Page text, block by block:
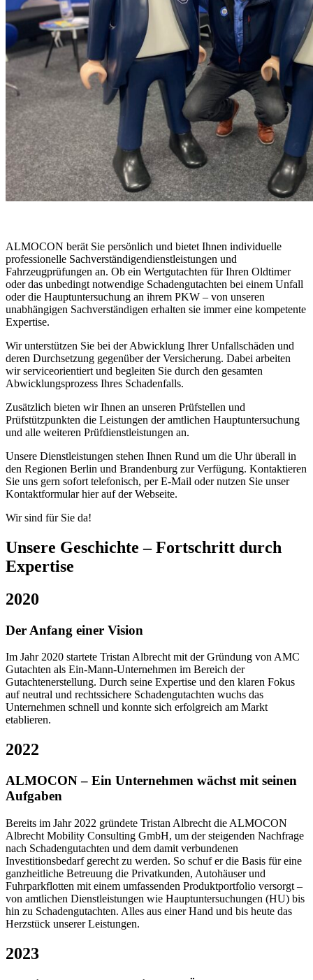
ALMOCON berät Sie persönlich und bietet Ihnen individuelle
professionelle Sachverständigendienstleistungen und
Fahrzeugprüfungen an. Ob ein Wertgutachten für Ihren Oldtimer
oder das unbedingt notwendige Schadengutachten bei einem Unfall
oder die Hauptuntersuchung an ihrem PKW – von unseren
unabhängigen Sachverständigen erhalten sie immer eine kompetente
Expertise.
Wir unterstützen Sie bei der Abwicklung Ihrer Unfallschäden und
deren Durchsetzung gegenüber der Versicherung. Dabei arbeiten
wir serviceorientiert und begleiten Sie durch den gesamten
Abwicklungsprozess Ihres Schadenfalls.
Zusätzlich bieten wir Ihnen an unseren Prüfstellen und
Prüfstützpunkten die Leistungen der amtlichen Hauptuntersuchung
und alle weiteren Prüfdienstleistungen an.
Unsere Dienstleistungen stehen Ihnen Rund um die Uhr überall in
den Regionen Berlin und Brandenburg zur Verfügung. Kontaktieren
Sie uns gern sofort telefonisch, per E-Mail oder nutzen Sie unser
Kontaktformular hier auf der Webseite.
Wir sind für Sie da!
Unsere Geschichte – Fortschritt durch
Expertise
2020
Der Anfang einer Vision
Im Jahr 2020 startete Tristan Albrecht mit der Gründung von AMC
Gutachten als Ein-Mann-Unternehmen im Bereich der
Gutachtenerstellung. Durch seine Expertise und den klaren Fokus
auf neutral und rechtssichere Schadengutachten wuchs das
Unternehmen schnell und konnte sich erfolgreich am Markt
etablieren.
2022
ALMOCON – Ein Unternehmen wächst mit seinen
Aufgaben
Bereits im Jahr 2022 gründete Tristan Albrecht die ALMOCON
Albrecht Mobility Consulting GmbH, um der steigenden Nachfrage
nach Schadengutachten und dem damit verbundenen
Investitionsbedarf gerecht zu werden. So schuf er die Basis für eine
ganzheitliche Betreuung die Privatkunden, Autohäuser und
Fuhrparkflotten mit einem umfassenden Produktportfolio versorgt –
von amtlichen Dienstleistungen wie Hauptuntersuchungen (HU) bis
hin zu Schadengutachten. Alles aus einer Hand und bis heute das
Herzstück unserer Leistungen.
2023